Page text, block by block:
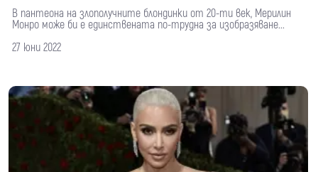
В пантеона на злополучните блондинки от 20-ти век, Мерилин
Монро може би е единствената по-трудна за изобразяване...
27 юни 2022